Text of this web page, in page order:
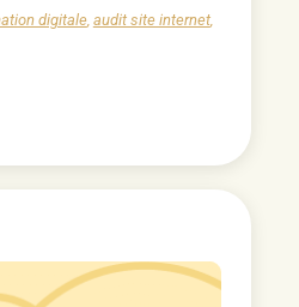
digitale, audit site internet,